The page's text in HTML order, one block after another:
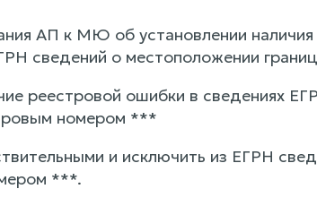
АП к МЮ об установлении
сведений о местоположении
реестровой ошибки в сведениях
номером ***
и исключить из ЕГРН
***.